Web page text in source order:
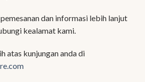
dan informasi lebih lanjut
kealamat kami.
atas kunjungan anda di